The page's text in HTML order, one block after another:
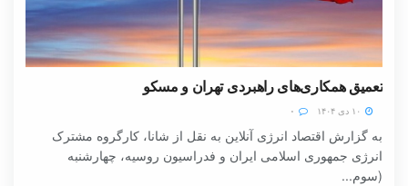
تعمیق همکاری‌های راهبردی تهران و مسکو
به گزارش اقتصاد انرژی آنلاین به نقل از شانا، کارگروه مشترک
انرژی جمهوری اسلامی ایران و فدراسیون روسیه، چهارشنبه
(سوم...